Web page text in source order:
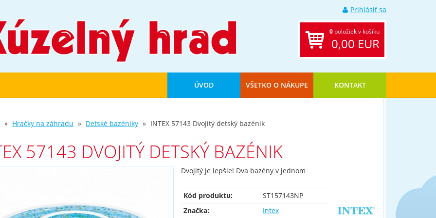
Prihlásiť sa
0 položiek v košíku
0,00 EUR
ÚVOD VŠETKO O NÁKUPE KONTAKT
Hračky na záhradu Detské bazéniky INTEX 57143 Dvojitý detský bazénik
57143 DVOJITÝ DETSKÝ BAZÉNIK
Dvojitý je lepšie! Dva bazény v jednom
Kód produktu:
ST157143NP
Značka:
Intex